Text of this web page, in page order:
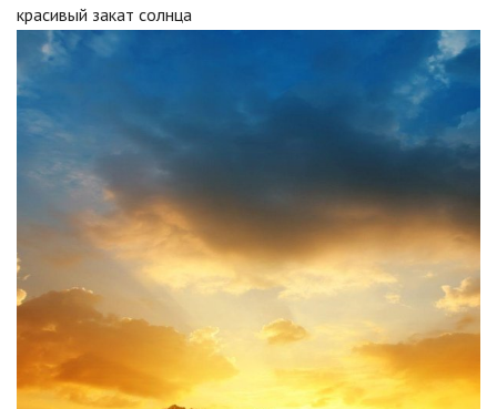
красивый закат солнца